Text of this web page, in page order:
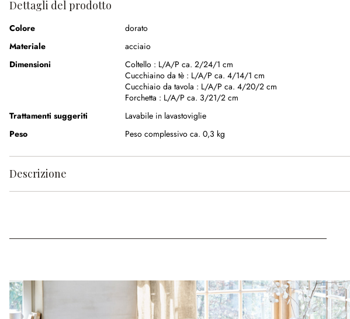
Dettagli del prodotto
Colore
dorato
Materiale
acciaio
Dimensioni
Coltello : L/A/P ca. 2/24/1 cm
Cucchiaino da tè : L/A/P ca. 4/14/1 cm
Cucchiaio da tavola : L/A/P ca. 4/20/2 cm
Forchetta : L/A/P ca. 3/21/2 cm
Trattamenti suggeriti
Lavabile in lavastoviglie
Peso
Peso complessivo ca. 0,3 kg
Descrizione